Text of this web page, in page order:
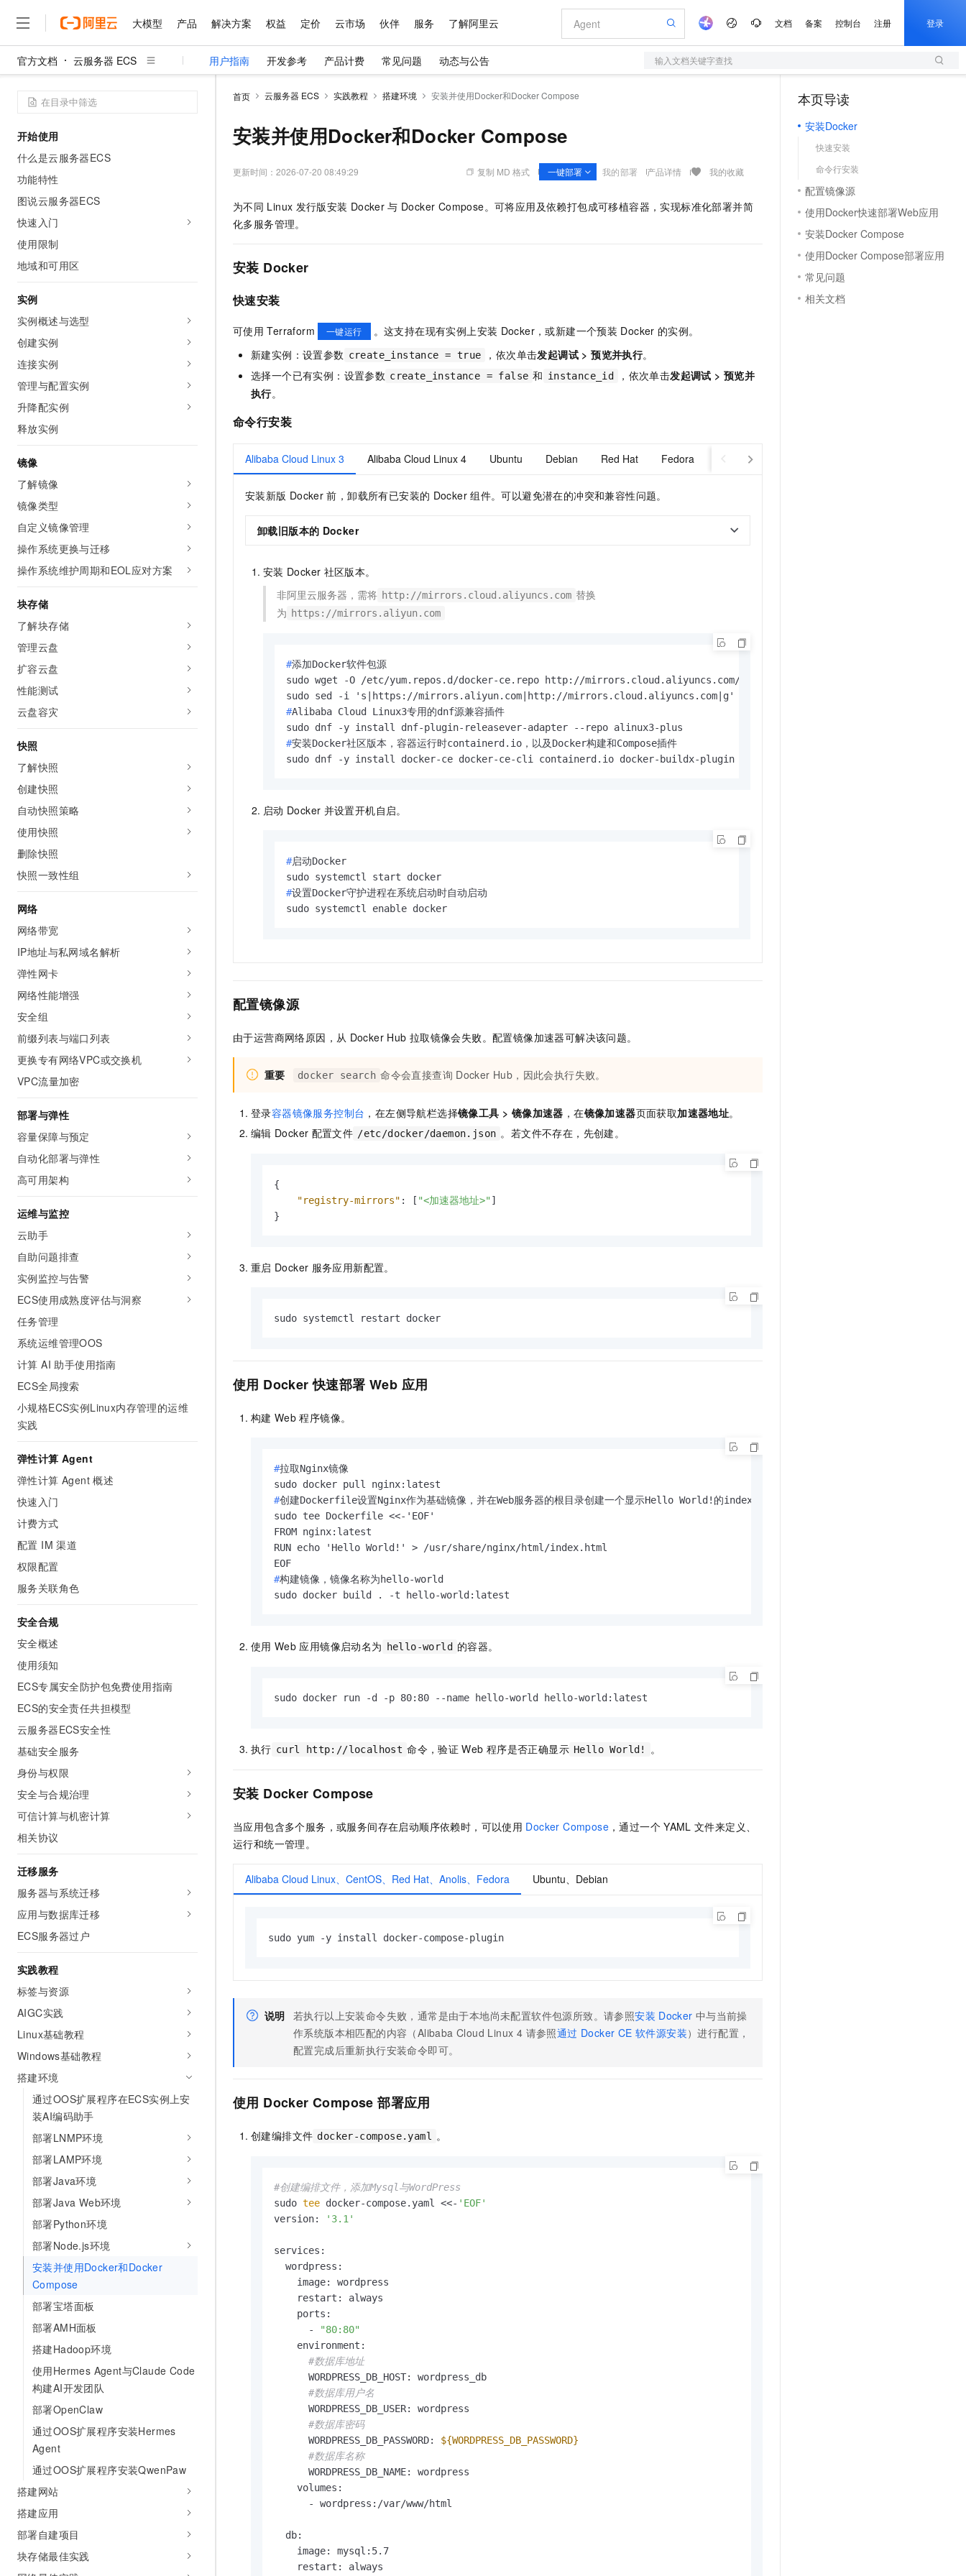
大模型 产品 解决方案 权益 定价 云市场 伙伴 服务 了解阿里云 文档 备案 控制台 注册 登录
官方文档 云服务器 ECS 用户指南 开发参考 产品计费 常见问题 动态与公告 输入文档关键字查找
开始使用
什么是云服务器ECS
功能特性
图说云服务器ECS
快速入门
使用限制
地域和可用区
实例
实例概述与选型
创建实例
连接实例
管理与配置实例
升降配实例
释放实例
镜像
了解镜像
镜像类型
自定义镜像管理
操作系统更换与迁移
操作系统维护周期和EOL应对方案
块存储
了解块存储
管理云盘
扩容云盘
性能测试
云盘容灾
快照
了解快照
创建快照
自动快照策略
使用快照
删除快照
快照一致性组
网络
网络带宽
IP地址与私网域名解析
弹性网卡
网络性能增强
安全组
前缀列表与端口列表
更换专有网络VPC或交换机
VPC流量加密
部署与弹性
容量保障与预定
自动化部署与弹性
高可用架构
运维与监控
云助手
自助问题排查
实例监控与告警
ECS使用成熟度评估与洞察
任务管理
系统运维管理OOS
计算 AI 助手使用指南
ECS全局搜索
小规格ECS实例Linux内存管理的运维
实践
弹性计算 Agent
弹性计算 Agent 概述
快速入门
计费方式
配置 IM 渠道
权限配置
服务关联角色
安全合规
安全概述
使用须知
ECS专属安全防护包免费使用指南
ECS的安全责任共担模型
云服务器ECS安全性
基础安全服务
身份与权限
安全与合规治理
可信计算与机密计算
相关协议
迁移服务
服务器与系统迁移
应用与数据库迁移
ECS服务器过户
实践教程
标签与资源
AIGC实践
Linux基础教程
Windows基础教程
搭建环境
通过OOS扩展程序在ECS实例上安
装AI编码助手
部署LNMP环境
部署LAMP环境
部署Java环境
部署Java Web环境
部署Python环境
部署Node.js环境
安装并使用Docker和Docker
Compose
部署宝塔面板
部署AMH面板
搭建Hadoop环境
使用Hermes Agent与Claude Code
构建AI开发团队
部署OpenClaw
通过OOS扩展程序安装Hermes
Agent
通过OOS扩展程序安装QwenPaw
搭建网站
搭建应用
部署自建项目
块存储最佳实践
首页 云服务器 ECS 实践教程 搭建环境 安装并使用Docker和Docker Compose
安装并使用Docker和Docker Compose
更新时间： 2026-07-20 08:49:29 复制 MD 格式 一键部署 我的部署 产品详情 我的收藏
为不同 Linux 发行版安装 Docker 与 Docker Compose。可将应用及依赖打包成可移植容器，实现标准化部署并简
化多服务管理。
安装 Docker
快速安装
可使用 Terraform 一键运行 。这支持在现有实例上安装 Docker，或新建一个预装 Docker 的实例。
新建实例：设置参数 create_instance = true ，依次单击发起调试 >预览并执行。
选择一个已有实例：设置参数 create_instance = false 和 instance_id ，依次单击发起调试 >预览并
执行。
命令行安装
Alibaba Cloud Linux 3 Alibaba Cloud Linux 4 Ubuntu Debian Red Hat Fedora Anolis OS
安装新版 Docker 前，卸载所有已安装的 Docker 组件。可以避免潜在的冲突和兼容性问题。
卸载旧版本的 Docker
安装 Docker 社区版本。
非阿里云服务器，需将 http://mirrors.cloud.aliyuncs.com 替换
为 https://mirrors.aliyun.com
#添加Docker软件包源
sudo wget -O /etc/yum.repos.d/docker-ce.repo http://mirrors.cloud.aliyuncs.com/docker-ce/linux/centos/docker-ce.repo
#Alibaba Cloud Linux3专用的dnf源兼容插件
#安装Docker社区版本，容器运行时containerd.io，以及Docker构建和Compose插件
sudo dnf -y install docker-ce docker-ce-cli containerd.io docker-buildx-plugin docker-compose-plugin
启动 Docker 并设置开机自启。
#启动Docker
#设置Docker守护进程在系统启动时自动启动
sudo systemctl enable docker
配置镜像源
由于运营商网络原因，从 Docker Hub 拉取镜像会失败。配置镜像加速器可解决该问题。
重要 docker search 命令会直接查询 Docker Hub，因此会执行失败。
登录容器镜像服务控制台 ，在左侧导航栏选择镜像工具 > 镜像加速器 ，在镜像加速器页面获取加速器地址。
编辑 Docker 配置文件 /etc/docker/daemon.json 。若文件不存在，先创建。
{
"registry-mirrors" : [ "<加速器地址>" ]
}
重启 Docker 服务应用新配置。
sudo systemctl restart docker
使用 Docker 快速部署 Web 应用
构建 Web 程序镜像。
#拉取Nginx镜像
#创建Dockerfile设置Nginx作为基础镜像，并在Web服务器的根目录创建一个显示Hello World!的index.html文件。
sudo tee Dockerfile <<-'EOF'
FROM nginx:latest
RUN echo 'Hello World!' > /usr/share/nginx/html/index.html
#构建镜像，镜像名称为hello-world
sudo docker build . -t hello-world:latest
使用 Web 应用镜像启动名为 hello-world 的容器。
sudo docker run -d -p 80:80 --name hello-world hello-world:latest
执行 curl http://localhost 命令，验证 Web 程序是否正确显示 Hello World! 。
安装 Docker Compose
当应用包含多个服务，或服务间存在启动顺序依赖时，可以使用 Docker Compose ，通过一个 YAML 文件来定义、
运行和统一管理。
Alibaba Cloud Linux、CentOS、Red Hat、Anolis、Fedora Ubuntu、Debian
sudo yum -y install docker-compose-plugin
说明 若执行以上安装命令失败，通常是由于本地尚未配置软件包源所致。请参照安装 Docker 中与当前操
作系统版本相匹配的内容（Alibaba Cloud Linux 4 请参照通过 Docker CE 软件源安装）进行配置，
配置完成后重新执行安装命令即可。
使用 Docker Compose 部署应用
创建编排文件 docker-compose.yaml 。
#创建编排文件，添加Mysql与WordPress
sudo tee docker-compose.yaml <<- 'EOF'
version:
'3.1'
services:
  wordpress:
    image: wordpress
    restart: always
    ports:
      -
"80:80"
    environment:
#数据库地址
      WORDPRESS_DB_HOST: wordpress_db
#数据库用户名
      WORDPRESS_DB_USER: wordpress
#数据库密码
      WORDPRESS_DB_PASSWORD:
${WORDPRESS_DB_PASSWORD}
#数据库名称
      WORDPRESS_DB_NAME: wordpress
    volumes:
      - wordpress:/var/www/html
  db:
    image: mysql:5.7
    restart: always
本页导读
安装Docker
快速安装
命令行安装
配置镜像源
使用Docker快速部署Web应用
安装Docker Compose
使用Docker Compose部署应用
常见问题
相关文档
大模型
千问AI平台
Qwen3.8-Max
Qwen3.7-Plus
Qwen3-VL-Plus
1M上下文，专为长程任务能力而生
语音识别与合成
Qwen3-TTS-Flash
大模型服务
千问AI平台-Token Plan
千问AI平台-模型体验
在线体验全尺寸、多种模态的模型效果
Happy 系列大模型
AI 应用构建
大模型服务平台百炼-智能体
人工智能平台 PAI
大模型原生应用
万有无界
秒悟
大模型解决方案
快速部署 Dify，高效搭建 AI 应用
在企业官网、通讯软件中为客户提供 AI 客服
超强辅助，Bolt.diy 一步搞定创意建站
产品
精选产品
计算
容器
网络与CDN
安全
中间件
大数据计算
媒体服务
企业服务与云通信
域名与网站
终端用户计算
Serverless
开发工具
迁移与运维管理
精选产品
大模型服务与应用平台
多元化、高性能、安全可靠的大模型服务
无影云电脑
随时随地安全接入的云上超级电脑
面向分析的企业级SaaS模式云数据仓库
提供智能易用的域名与建站服务
稳定、安全、高性价比、高性能的云存储服务
人工智能平台 PAI
一站式AI开发、训练和推理服务
全托管，含MySQL、PostgreSQL、SQL Server、MariaDB多引擎
Qoder
面向真实软件的智能体编程平台
轻量应用服务器
数字证书管理服务（原SSL证书）
实现全站 HTTPS，呈现可信的 Web 访问
短信服务
国内短信简单易用，安全可靠，秒级触达，全球覆盖200+国家和地区。
大数据开发治理平台 DataWorks
Data Agent 驱动的一站式 Data+AI 开发治理平台
解决方案
精选解决方案
互联网应用开发
大数据
安全
网络
可观测
上云与迁云
企业出海
精选解决方案
上传文档即自动完成翻译和格式还原
Hermes Agent，打造自进化智能体
自主进化，持久记忆，越用越聪明
轻松解锁专属 DeepSeek-V4-Pro
5 分钟轻松部署专属 QwenPaw HOT
从聊天伙伴进化为能主动干活的本地数字员工
一键购买专属联机服务器，轻松开启游戏
高效搭建 AI 智能体与工作流应用
通过阿里云百炼高效搭建AI应用,助力高效开发
Agency Agents：拥有专属领域专家
HappyHorse 打造一站式影视创作平台
漫剧工坊：一站式动画创作平台
快速生产连贯的高质量长漫剧
10 分钟搭建微信、支付宝小程序
高效部署网站，快速应用到小程序
权益 普惠上云
云服务器38元/年起，超值低价云产品抢先购
推荐新用户得奖励，单订单最高返9万
云工开物
高校专属算力普惠，学生认证享300元代金券
免费试用
最高领取价值200元试用点，立即开启云上创新
AI 产品 免费试用
1亿+ 大模型 tokens 和 30+ 款产品免费体验
140+云产品 免费试用
产品新客免费试用，最长12个月
大模型ACA认证体验
AI 特惠
至高享 1亿+免费 tokens，加速 Al 应用落地
至高百万元 Token 补贴，加速一人公司成长
Token Plan 模型订阅计划 NEW
Qwen3.8-Max 首发尝鲜，限时加量 10 倍，夜间低至2折
Night Plan 支持 Qwen 3.8-Max NEW
夜间 5 折，Qwen/Meoo/TokenPlan 客户专享
AI 场景体验
从图文生成到视频创作，一键激活电商全链路生产力
AI 广告创作
图文、视频一站生成，高效打造优质广告素材
AI 办公
AI智能应用，一键激活高效办公新体验
智能客服
AI 活动
AI 生产力先锋
先锋实践拓展 AI 生产力的边界
飞天发布时刻
所见，即是所愿
AI 实训营
从基础到进阶，Agent 创客手把手教你
创新加速
覆盖90%+业务场景，专享组合折扣价
定价 产品定价
了解云产品的定价详情
云上成本管理
管理和优化成本
价格计算器
自助选配和估算价格
价格优势
推动算力普惠，释放技术红利
配置报价器
阿里云 OPC 创新助力计划
Token 补贴，五大权
益加速 OPC 成功
云市场 精选商城
多端小程序
观测云
蓝凌 OA
电子合同
AI空中课堂在线直播课堂（旗舰版）
开发者生态解决方案
AI 开发和 AI 应用解决方案
数据与 API
手机三要素
OCR 文字识别
企业应用
ERP
400电话
广告营销
基础软件
CentOS
JAVA
SUSE
定制建站
模板小程序
专业服务
公司注册
上云迁移
代维服务
伙伴 成为销售伙伴
咨询伙伴
销售伙伴合作计划
无影生态合作计划
Salesforce On Alibaba Cloud
AI 大模型销售与服务生态合作计划
成为产品伙伴
产品生态伙伴
产品伙伴合作计划
云存储合作计划
云网络合作计划
服务生态伙伴
服务伙伴合作计划
Al MaaS 服务伙伴赋能合作
伙伴信用分合作计划
合作伙伴培训与认证
查询合作伙伴
登录合作伙伴管理后台
服务 售前咨询
售后服务
自助服务
在线服务
工单服务
短信专区
企业增值服务
专家技术服务
企业成长
阿里云认证
训练营
信息公告
开发者社区
镜像站
我要反馈
我要建议
我要投诉
了解阿里云 为什么选择阿里云
技术领先
分析师报告
AI 算法大赛
云开发大赛
入门学习赛
最佳实践
云上奥运之旅
看见新力量
市场活动
云栖大会
云工开物
科研合作
加入我们